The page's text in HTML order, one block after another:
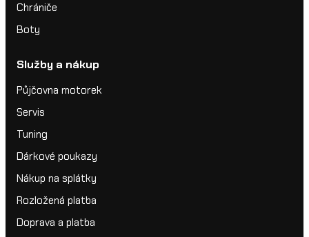
Chrániče
Boty
Služby a nákup
Půjčovna motorek
Servis
Tuning
Dárkové poukazy
Nákup na splátky
Rozložená platba
Doprava a platba